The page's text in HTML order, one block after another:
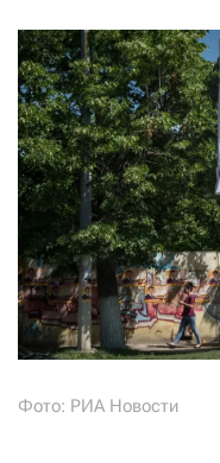
Фото: РИА Новости